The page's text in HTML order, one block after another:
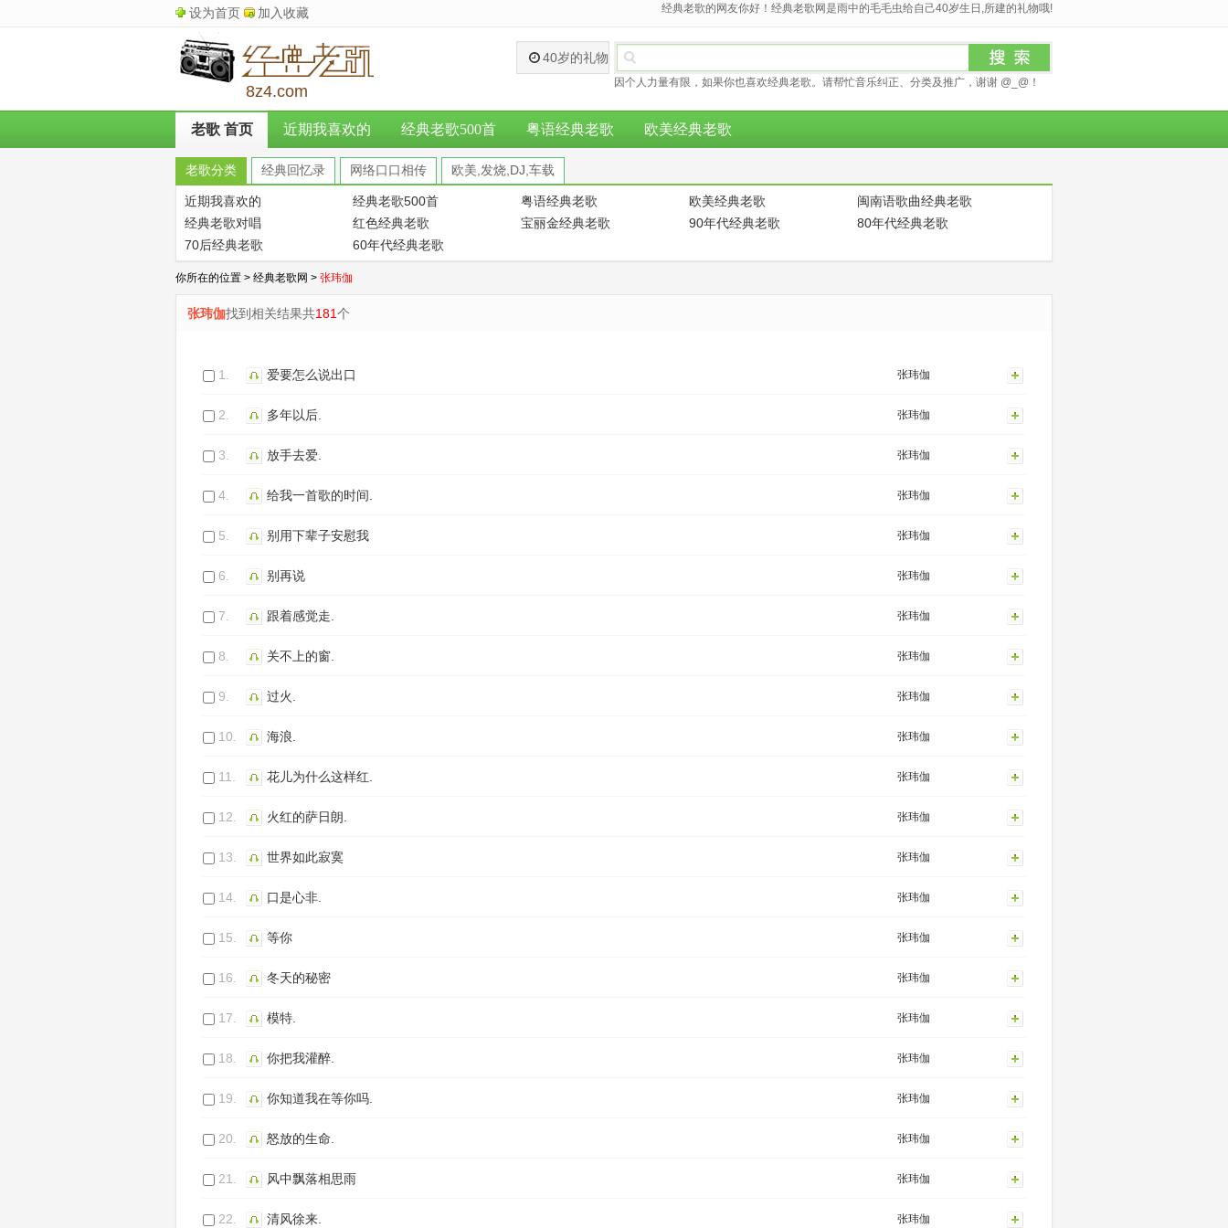
设为首页 加入收藏 经典老歌的网友你好！经典老歌网是雨中的毛毛虫给自己40岁生日,所建的礼物哦!
8z4.com
40岁的礼物
因个人力量有限，如果你也喜欢经典老歌。请帮忙音乐纠正、分类及推广，谢谢 @_@！
老歌 首页 近期我喜欢的 经典老歌500首 粤语经典老歌 欧美经典老歌
老歌分类 经典回忆录 网络口口相传 欧美,发烧,DJ,车载
近期我喜欢的 经典老歌500首 粤语经典老歌 欧美经典老歌
闽南语歌曲经典老歌
经典老歌对唱
红色经典老歌 宝丽金经典老歌 90年代经典老歌
80年代经典老歌
70后经典老歌
60年代经典老歌
你所在的位置 > 经典老歌网 > 张玮伽
张玮伽找到相关结果共181个
1. 爱要怎么说出口 张玮伽
2. 多年以后. 张玮伽
3. 放手去爱. 张玮伽
4. 给我一首歌的时间. 张玮伽
5. 别用下辈子安慰我 张玮伽
6. 别再说 张玮伽
7. 跟着感觉走. 张玮伽
8. 关不上的窗. 张玮伽
9. 过火. 张玮伽
10. 海浪. 张玮伽
11. 花儿为什么这样红. 张玮伽
12. 火红的萨日朗. 张玮伽
13. 世界如此寂寞 张玮伽
14. 口是心非. 张玮伽
15. 等你 张玮伽
16. 冬天的秘密 张玮伽
17. 模特. 张玮伽
18. 你把我灌醉. 张玮伽
19. 你知道我在等你吗. 张玮伽
20. 怒放的生命. 张玮伽
21. 风中飘落相思雨 张玮伽
22. 清风徐来. 张玮伽